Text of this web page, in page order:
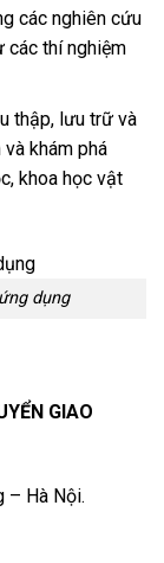
các nghiên cứu
các thí nghiệm
thập, lưu trữ và
khám phá
khoa học vật
dụng
GIAO
– Hà Nội.